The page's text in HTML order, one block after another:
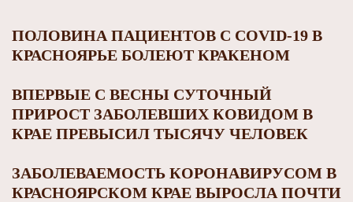
ПОЛОВИНА ПАЦИЕНТОВ С COVID-19 В
КРАСНОЯРЬЕ БОЛЕЮТ КРАКЕНОМ
ВПЕРВЫЕ С ВЕСНЫ СУТОЧНЫЙ
ПРИРОСТ ЗАБОЛЕВШИХ КОВИДОМ В
КРАЕ ПРЕВЫСИЛ ТЫСЯЧУ ЧЕЛОВЕК
ЗАБОЛЕВАЕМОСТЬ КОРОНАВИРУСОМ В
КРАСНОЯРСКОМ КРАЕ ВЫРОСЛА ПОЧТИ